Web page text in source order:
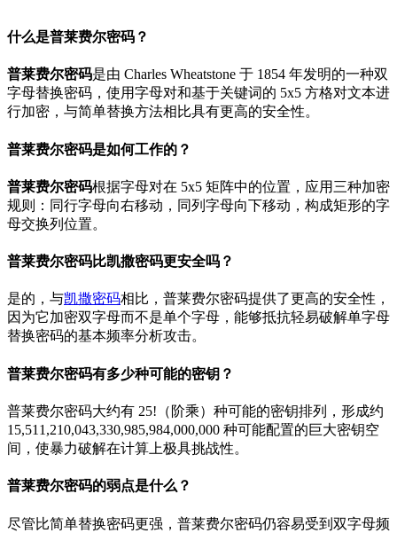
什么是普莱费尔密码？
普莱费尔密码是由 Charles Wheatstone 于 1854 年发明的一种双
字母替换密码，使用字母对和基于关键词的 5x5 方格对文本进
行加密，与简单替换方法相比具有更高的安全性。
普莱费尔密码是如何工作的？
普莱费尔密码根据字母对在 5x5 矩阵中的位置，应用三种加密
规则：同行字母向右移动，同列字母向下移动，构成矩形的字
母交换列位置。
普莱费尔密码比凯撒密码更安全吗？
是的，与凯撒密码相比，普莱费尔密码提供了更高的安全性，
因为它加密双字母而不是单个字母，能够抵抗轻易破解单字母
替换密码的基本频率分析攻击。
普莱费尔密码有多少种可能的密钥？
普莱费尔密码大约有 25!（阶乘）种可能的密钥排列，形成约
15,511,210,043,330,985,984,000,000 种可能配置的巨大密钥空
间，使暴力破解在计算上极具挑战性。
普莱费尔密码的弱点是什么？
尽管比简单替换密码更强，普莱费尔密码仍容易受到双字母频